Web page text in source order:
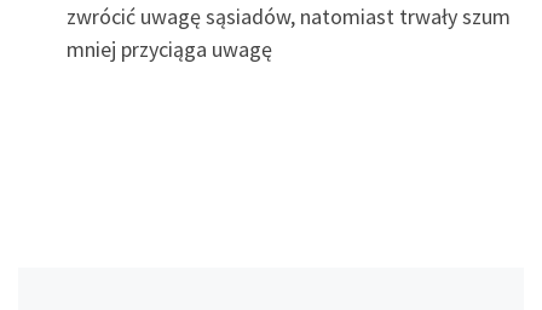
zwrócić uwagę sąsiadów, natomiast trwały szum
mniej przyciąga uwagę